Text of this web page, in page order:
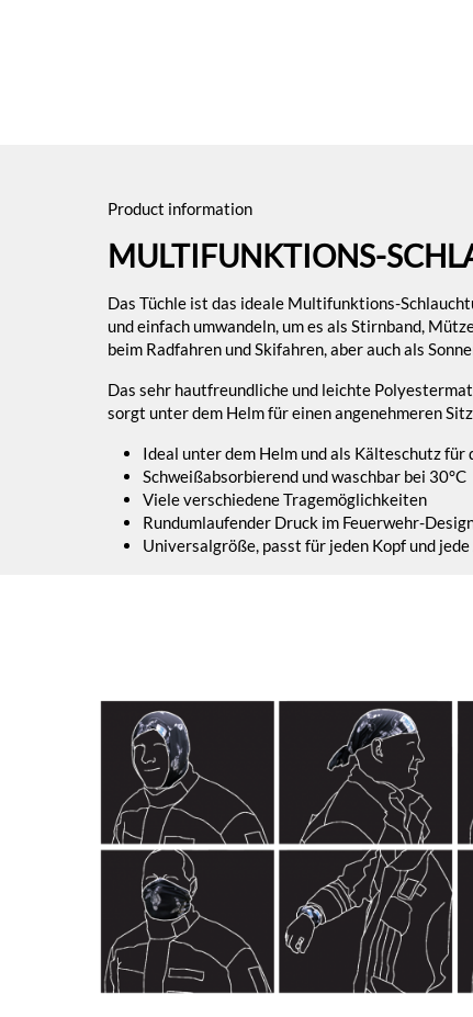
Product information
MULTIFUNKTIONS-
Das Tüchle ist das ideale Multifunktions-
und einfach umwandeln, um es als Stirnband,
beim Radfahren und Skifahren, aber auch als
Das sehr hautfreundliche und leichte
sorgt unter dem Helm für einen angenehmeren
Ideal unter dem Helm und als Kälteschutz für
Schweißabsorbierend und waschbar bei 30°C
Viele verschiedene Tragemöglichkeiten
Rundumlaufender Druck im Feuerwehr-
Universalgröße, passt für jeden Kopf und